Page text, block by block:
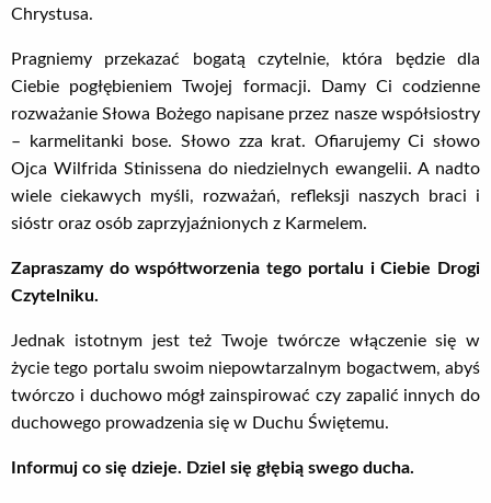
Chrystusa.
Pragniemy przekazać bogatą czytelnie, która będzie dla
Ciebie pogłębieniem Twojej formacji. Damy Ci codzienne
rozważanie Słowa Bożego napisane przez nasze współsiostry
– karmelitanki bose. Słowo zza krat. Ofiarujemy Ci słowo
Ojca Wilfrida Stinissena do niedzielnych ewangelii. A nadto
wiele ciekawych myśli, rozważań, refleksji naszych braci i
sióstr oraz osób zaprzyjaźnionych z Karmelem.
Zapraszamy do współtworzenia tego portalu i Ciebie Drogi
Czytelniku.
Jednak istotnym jest też Twoje twórcze włączenie się w
życie tego portalu swoim niepowtarzalnym bogactwem, abyś
twórczo i duchowo mógł zainspirować czy zapalić innych do
duchowego prowadzenia się w Duchu Świętemu.
Informuj co się dzieje. Dziel się głębią swego ducha.